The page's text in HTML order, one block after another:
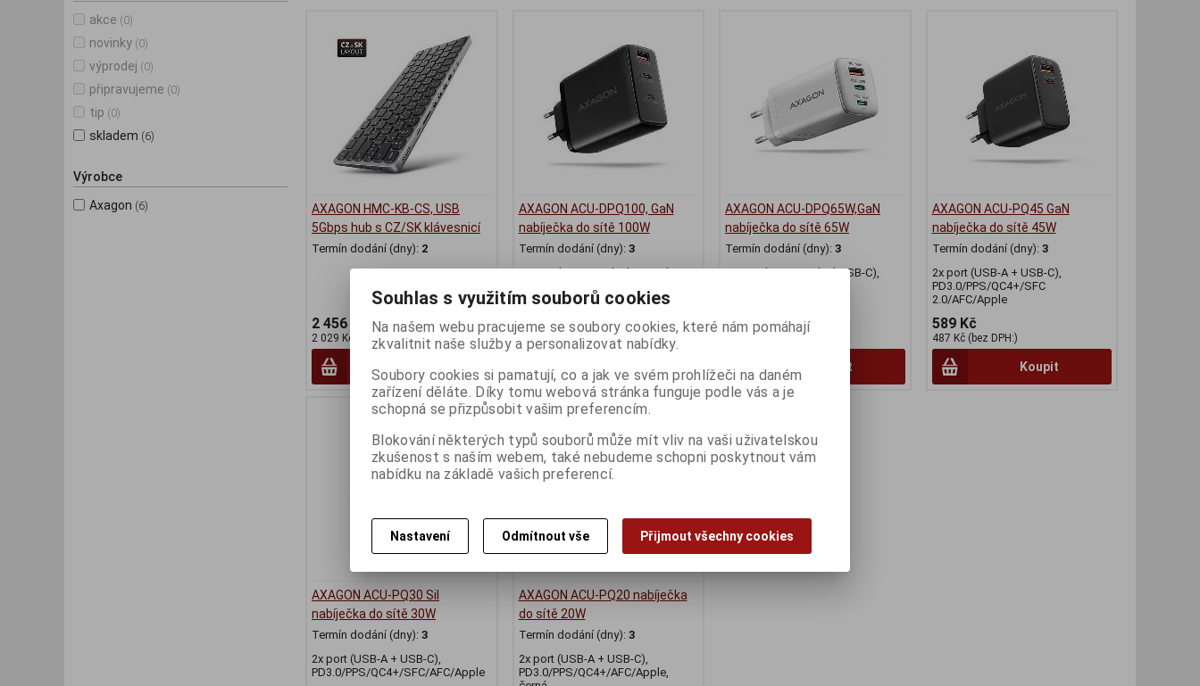
akce (0)
novinky (0)
výprodej (0)
připravujeme (0)
tip (0)
skladem (6)
Výrobce
Axagon (6)
AXAGON HMC-KB-CS, USB
5Gbps hub s CZ/SK klávesnicí
Termín dodání (dny): 2
2 456 Kč
2 029 Kč (bez DPH:)
AXAGON ACU-DPQ100, GaN
nabíječka do sítě 100W
Termín dodání (dny): 3
3x port (USB-A + dual USB-C),
1 359 Kč
1 124 Kč (bez DPH:)
AXAGON ACU-DPQ65W,GaN
nabíječka do sítě 65W
Termín dodání (dny): 3
3x port (USB-A + dual USB-C),
859 Kč
710 Kč (bez DPH:)
Koupit
AXAGON ACU-PQ45 GaN
nabíječka do sítě 45W
Termín dodání (dny): 3
2x port (USB-A + USB-C),
PD3.0/PPS/QC4+/SFC
2.0/AFC/Apple
589 Kč
487 Kč (bez DPH:)
Koupit
AXAGON ACU-PQ30 Sil
nabíječka do sítě 30W
Termín dodání (dny): 3
2x port (USB-A + USB-C),
PD3.0/PPS/QC4+/SFC/AFC/Apple
AXAGON ACU-PQ20 nabíječka
do sítě 20W
Termín dodání (dny): 3
2x port (USB-A + USB-C),
PD3.0/PPS/QC4+/AFC/Apple,
Souhlas s využitím souborů cookies
Na našem webu pracujeme se soubory cookies, které nám pomáhají
zkvalitnit naše služby a personalizovat nabídky.
Soubory cookies si pamatují, co a jak ve svém prohlížeči na daném
zařízení děláte. Díky tomu webová stránka funguje podle vás a je
schopná se přizpůsobit vašim preferencím.
Blokování některých typů souborů může mít vliv na vaši uživatelskou
zkušenost s naším webem, také nebudeme schopni poskytnout vám
nabídku na základě vašich preferencí.
Nastavení Odmítnout vše Přijmout všechny cookies